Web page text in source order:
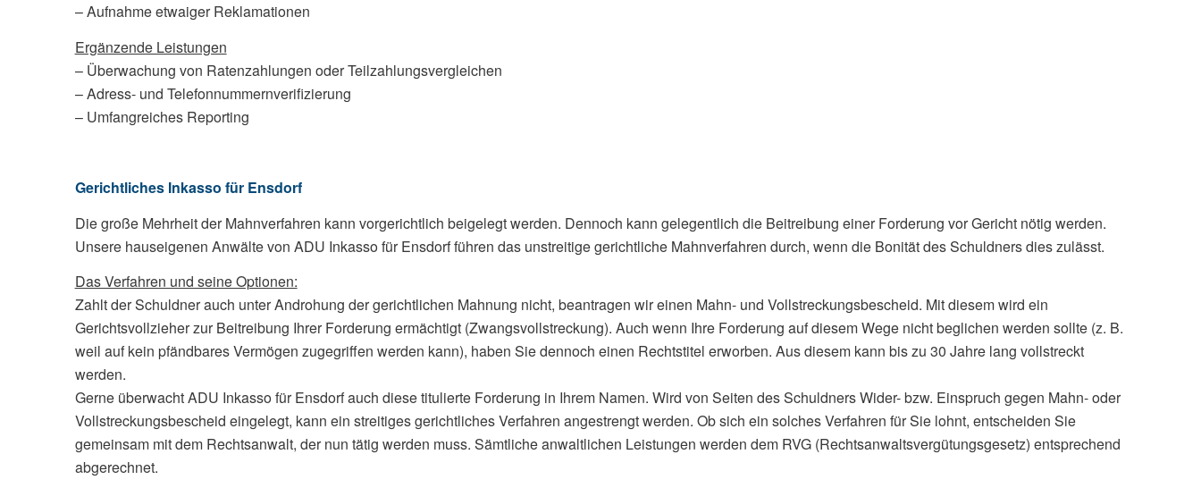
– Aufnahme etwaiger Reklamationen
Ergänzende Leistungen
– Überwachung von Ratenzahlungen oder Teilzahlungsvergleichen
– Adress- und Telefonnummernverifizierung
– Umfangreiches Reporting
Gerichtliches Inkasso für Ensdorf
Die große Mehrheit der Mahnverfahren kann vorgerichtlich beigelegt werden. Dennoch kann gelegentlich die Beitreibung einer Forderung vor Gericht nötig werden.
Unsere hauseigenen Anwälte von ADU Inkasso für Ensdorf führen das unstreitige gerichtliche Mahnverfahren durch, wenn die Bonität des Schuldners dies zulässt.
Das Verfahren und seine Optionen:
Zahlt der Schuldner auch unter Androhung der gerichtlichen Mahnung nicht, beantragen wir einen Mahn- und Vollstreckungsbescheid. Mit diesem wird ein
Gerichtsvollzieher zur Beitreibung Ihrer Forderung ermächtigt (Zwangsvollstreckung). Auch wenn Ihre Forderung auf diesem Wege nicht beglichen werden sollte (z. B.
weil auf kein pfändbares Vermögen zugegriffen werden kann), haben Sie dennoch einen Rechtstitel erworben. Aus diesem kann bis zu 30 Jahre lang vollstreckt
werden.
Gerne überwacht ADU Inkasso für Ensdorf auch diese titulierte Forderung in Ihrem Namen. Wird von Seiten des Schuldners Wider- bzw. Einspruch gegen Mahn- oder
Vollstreckungsbescheid eingelegt, kann ein streitiges gerichtliches Verfahren angestrengt werden. Ob sich ein solches Verfahren für Sie lohnt, entscheiden Sie
gemeinsam mit dem Rechtsanwalt, der nun tätig werden muss. Sämtliche anwaltlichen Leistungen werden dem RVG (Rechtsanwaltsvergütungsgesetz) entsprechend
abgerechnet.